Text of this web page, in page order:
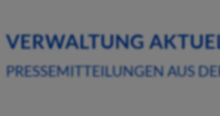
VERWALTUNG
PRESSEMITTEILUNGEN AUS